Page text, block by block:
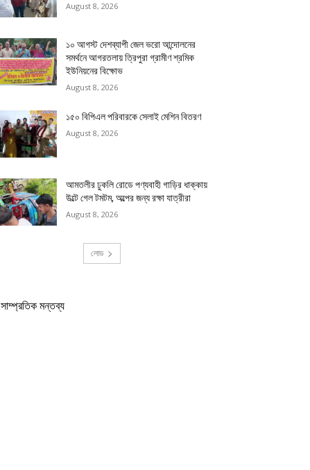
August 8, 2026
১০ আগস্ট দেশব্যাপী জেল ভরো আন্দোলনের
সমর্থনে আগরতলায় ত্রিপুরা গ্রামীণ শ্রমিক
ইউনিয়নের বিক্ষোভ
August 8, 2026
১৫০ বিপিএল পরিবারকে সেলাই মেশিন বিতরণ
August 8, 2026
আমতলীর ঢুকলি রোডে পণ্যবাহী গাড়ির ধাক্কায়
উল্টে গেল টমটম, অল্পের জন্য রক্ষা যাত্রীরা
August 8, 2026
লোড
সাম্প্রতিক মন্তব্য